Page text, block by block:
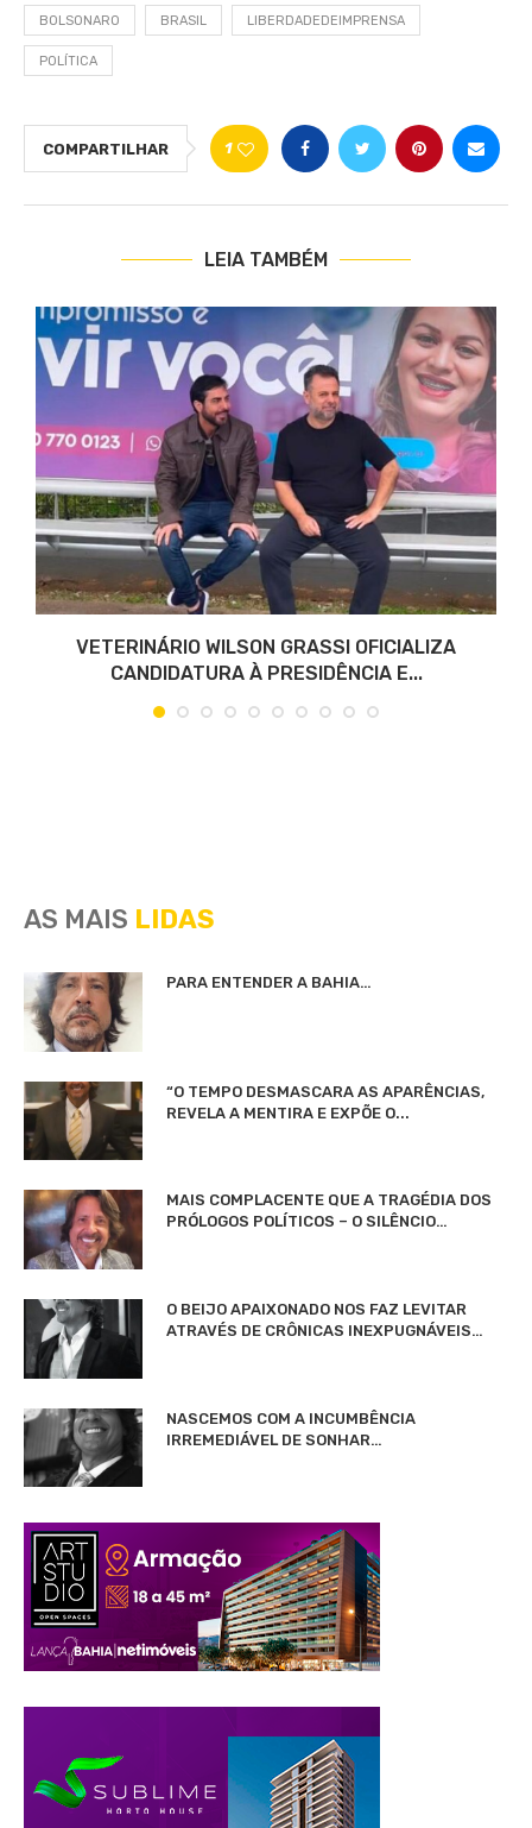
BOLSONARO BRASIL LIBERDADEDEIMPRENSA
POLÍTICA
COMPARTILHAR 1
LEIA TAMBÉM
VETERINÁRIO WILSON GRASSI OFICIALIZA
CANDIDATURA À PRESIDÊNCIA E...
AS MAIS LIDAS
PARA ENTENDER A BAHIA…
“O TEMPO DESMASCARA AS APARÊNCIAS,
REVELA A MENTIRA E EXPÕE O...
MAIS COMPLACENTE QUE A TRAGÉDIA DOS
PRÓLOGOS POLÍTICOS – O SILÊNCIO…
O BEIJO APAIXONADO NOS FAZ LEVITAR
ATRAVÉS DE CRÔNICAS INEXPUGNÁVEIS…
NASCEMOS COM A INCUMBÊNCIA
IRREMEDIÁVEL DE SONHAR…